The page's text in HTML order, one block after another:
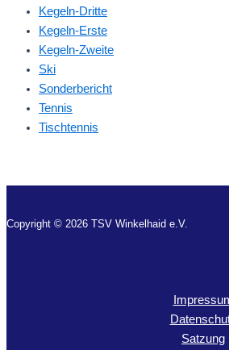
Kegeln-Dritte
Kegeln-Erste
Kegeln-Zweite
Ski
Sonderbericht
Tennis
Tischtennis
Copyright © 2026 TSV Winkelhaid e.V.
Satzung